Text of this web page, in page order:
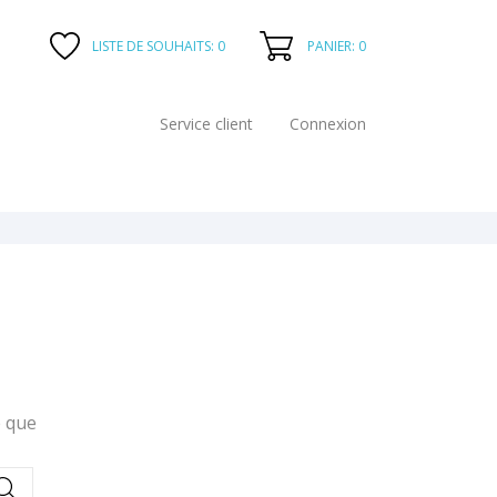
LISTE DE SOUHAITS: 0 PANIER: 0
Service client Connexion